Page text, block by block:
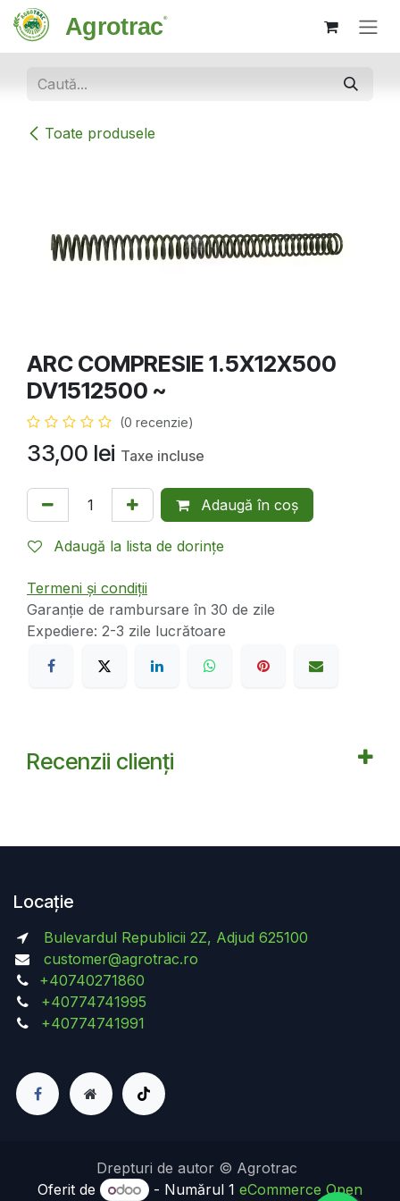
Sari la conținut
Toate produsele
ARC COMPRESIE 1.5X12X500
DV1512500 ~
(0 recenzie)
33,00 lei Taxe incluse
Adaugă în coș
Adaugă la lista de dorințe
Termeni și condiții
Garanție de rambursare în 30 de zile
Expediere: 2-3 zile lucrătoare
Recenzii clienți
Locație
Bulevardul Republicii 2Z, Adjud 625100
customer@agrotrac.ro
+40740271860
+40774741995
+40774741991
Drepturi de autor © Agrotrac
Oferit de
- Numărul 1 eCommerce Open